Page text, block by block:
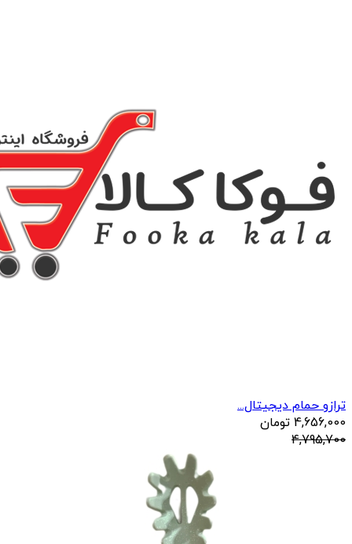
ترازو حمام دیجیتال...
4,656,000 تومان
4,795,700